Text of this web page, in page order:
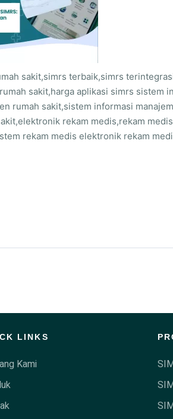
sakit,simrs terbaik,simrs
sakit,harga aplikasi simrs sistem
rumah sakit,sistem informasi
rekam medis,rekam
rekam medis elektronik rekam
LINKS
Kami